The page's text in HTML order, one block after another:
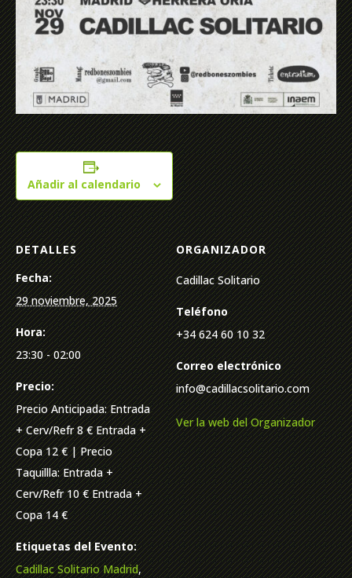
Añadir al calendario
DETALLES
Fecha:
29 noviembre, 2025
Hora:
23:30 - 02:00
Precio:
Precio Anticipada: Entrada
+ Cerv/Refr 8 € Entrada +
Copa 12 € | Precio
Taquillla: Entrada +
Cerv/Refr 10 € Entrada +
Copa 14 €
Etiquetas del Evento:
Cadillac Solitario Madrid,
ORGANIZADOR
Cadillac Solitario
Teléfono
+34 624 60 10 32
Correo electrónico
info@cadillacsolitario.com
Ver la web del Organizador